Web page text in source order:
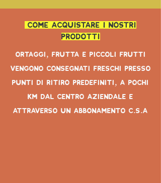
come acquistare i nostri
prodotti
ortaggi, frutta e piccoli frutti
vengono consegnati freschi presso
punti di ritiro predefiniti, a pochi
km dal centro aziendale e
attraverso un abbonamento c.s.a